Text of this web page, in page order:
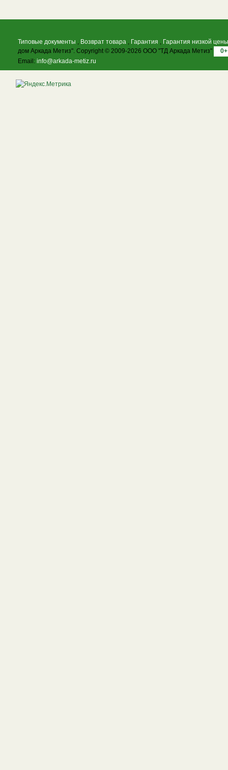
Типовые документы , Возврат товара , Гарантия , Гарантия низкой цены
дом Аркада Метиз". Copyright © 2009-2026 ООО "ТД Аркада Метиз"
0+
Email: info@arkada-metiz.ru